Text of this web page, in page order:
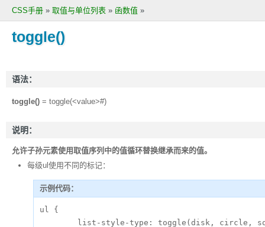
CSS手册 » 取值与单位列表 » 函数值 »
toggle()
语法：
toggle() = toggle(<value>#)
说明：
允许子孙元素使用取值序列中的值循环替换继承而来的值。
每级ul使用不同的标记：
示例代码：
ul {